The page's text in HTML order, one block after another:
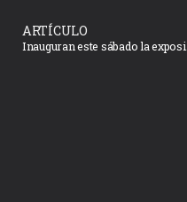
ARTÍCULO